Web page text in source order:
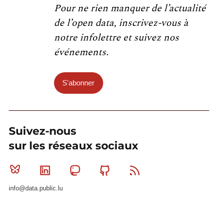
Pour ne rien manquer de l’actualité
de l’open data, inscrivez-vous à
notre infolettre et suivez nos
événements.
S'abonner
Suivez-nous
sur les réseaux sociaux
Bluesky Linkedin MastodonGithub
info@data.public.lu